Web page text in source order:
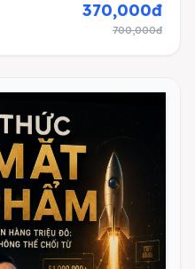
370,000đ
700,000đ